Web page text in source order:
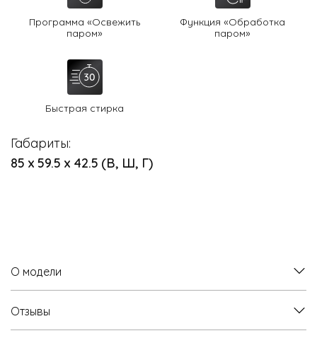
Программа «Освежить
паром»
Функция «Обработка
паром»
Быстрая стирка
Габариты:
85 х 59.5 х 42.5 (В, Ш, Г)
О модели
Отзывы